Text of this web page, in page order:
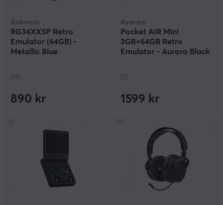
Anbernic
RG34XXSP Retro
Emulator (64GB) -
Metallic Blue
(15)
890 kr
Ayaneo
Pocket AIR Mini
3GB+64GB Retro
Emulator - Aurora Black
(7)
1599 kr